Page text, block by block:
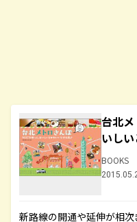
台北
いし
BOOKS
新路線の開通や延伸が相